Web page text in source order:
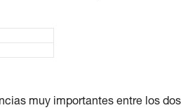
muy importantes entre los